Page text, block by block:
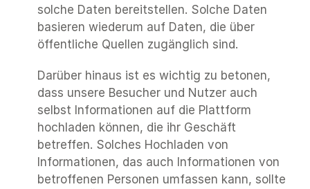
solche Daten bereitstellen. Solche Daten
basieren wiederum auf Daten, die über
öffentliche Quellen zugänglich sind.
Darüber hinaus ist es wichtig zu betonen,
dass unsere Besucher und Nutzer auch
selbst Informationen auf die Plattform
hochladen können, die ihr Geschäft
betreffen. Solches Hochladen von
Informationen, das auch Informationen von
betroffenen Personen umfassen kann, sollte